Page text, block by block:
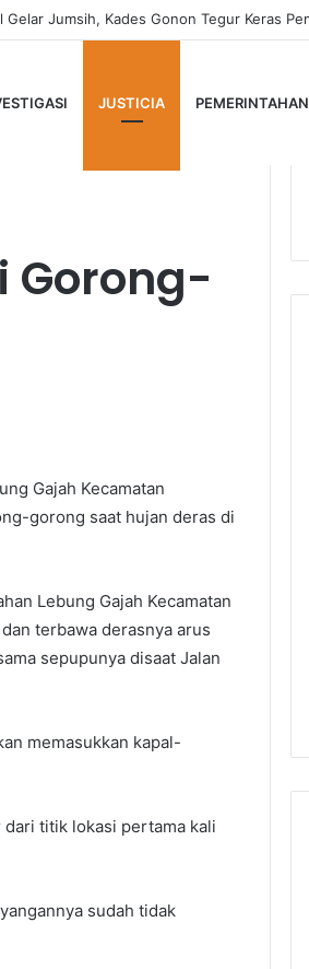
JUSTICIA PEMERINTAHAN
Gorong-
Gajah Kecamatan
gorong saat hujan deras di
Lebung Gajah Kecamatan
terbawa derasnya arus
sepupunya disaat Jalan
memasukkan kapal-
titik lokasi pertama kali
sudah tidak